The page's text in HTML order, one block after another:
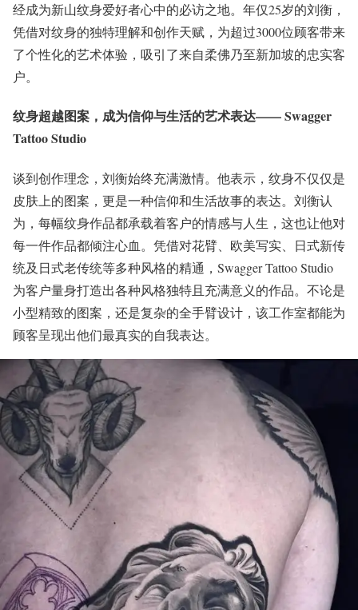
经成为新山纹身爱好者心中的必访之地。年仅25岁的刘衡，
凭借对纹身的独特理解和创作天赋，为超过3000位顾客带来
了个性化的艺术体验，吸引了来自柔佛乃至新加坡的忠实客
户。
纹身超越图案，成为信仰与生活的艺术表达—— Swagger
Tattoo Studio
谈到创作理念，刘衡始终充满激情。他表示，纹身不仅仅是
皮肤上的图案，更是一种信仰和生活故事的表达。刘衡认
为，每幅纹身作品都承载着客户的情感与人生，这也让他对
每一件作品都倾注心血。凭借对花臂、欧美写实、日式新传
统及日式老传统等多种风格的精通，Swagger Tattoo Studio
为客户量身打造出各种风格独特且充满意义的作品。不论是
小型精致的图案，还是复杂的全手臂设计，该工作室都能为
顾客呈现出他们最真实的自我表达。